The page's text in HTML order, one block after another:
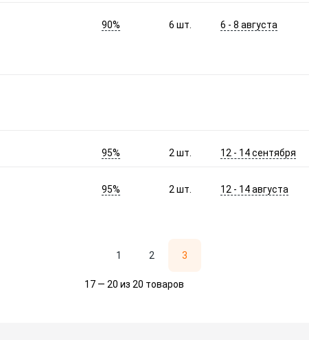
90% 6шт. 6 - 8 августа
95% 2шт. 12 - 14 сентября
95% 2шт. 12 - 14 августа
1 2 3
17 — 20 из 20 товаров